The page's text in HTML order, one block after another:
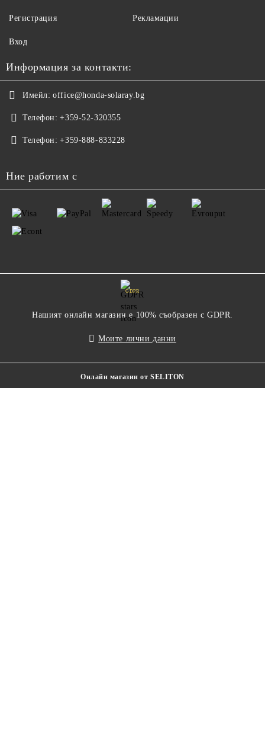
Регистрация
Вход
Рекламации
Информация за контакти:
Имейл: office@honda-solaray.bg
Телефон: +359-52-320355
Телефон: +359-888-833228
Ние работим с
GDPR
Нашият онлайн магазин е 100% съобразен с GDPR.
Моите лични данни
Онлайн магазин от SELITON